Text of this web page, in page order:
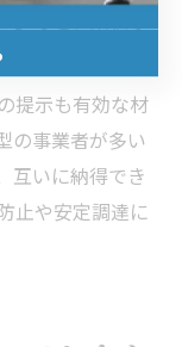
提示も有効な材
の事業者が多い
互いに納得でき
止や安定調達に